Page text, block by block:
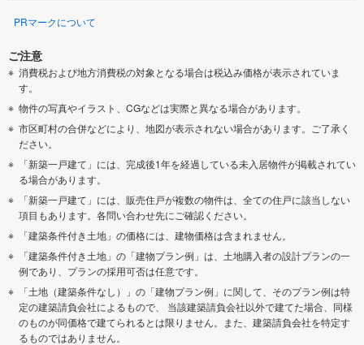
PRマークについて
ご注意
消費税および地方消費税の対象となる場合は税込み価格が表示されていま
す。
物件の写真やイラスト、CGなどは実際と異なる場合があります。
市区町村の合併などにより、地図が表示されない場合があります。ご了承く
ださい。
「新築一戸建て」には、完成後1年を経過している未入居物件が掲載されてい
る場合があります。
「新築一戸建て」には、販売住戸が複数の物件は、全ての住戸に該当しない
項目もあります。各問い合わせ先にご確認ください。
「建築条件付き土地」の価格には、建物価格は含まれません。
「建築条件付き土地」の「建物プラン例」は、土地購入者の設計プランの一
例であり、プランの採用可否は任意です。
「土地（建築条件なし）」の「建物プラン例」に関して、そのプラン例は特
定の建築請負会社によるもので、 当該建築請負会社以外で建てた場合、同様
のものが同価格で建てられるとは限りません。また、建築請負会社を特定す
るものではありません。